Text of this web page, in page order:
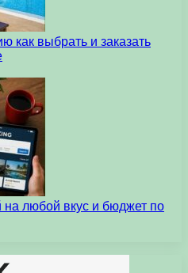
как выбрать и заказать
на любой вкус и бюджет по